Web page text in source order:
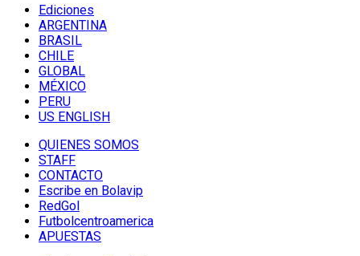
Ediciones
ARGENTINA
BRASIL
CHILE
GLOBAL
MÉXICO
PERU
US ENGLISH
QUIENES SOMOS
STAFF
CONTACTO
Escribe en Bolavip
RedGol
Futbolcentroamerica
APUESTAS